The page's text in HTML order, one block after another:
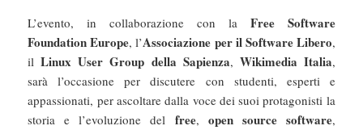
L’evento, in collaborazione con la Free Software
Foundation Europe, l’Associazione per il Software Libero,
ilLinux User Group della Sapienza, Wikimedia Italia,
sarà l’occasione per discutere con studenti, esperti e
appassionati, per ascoltare dalla voce dei suoi protagonisti la
storia e l’evoluzione del free, open source software,